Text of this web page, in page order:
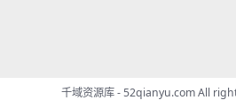
千域资源库 - 52qianyu.com All